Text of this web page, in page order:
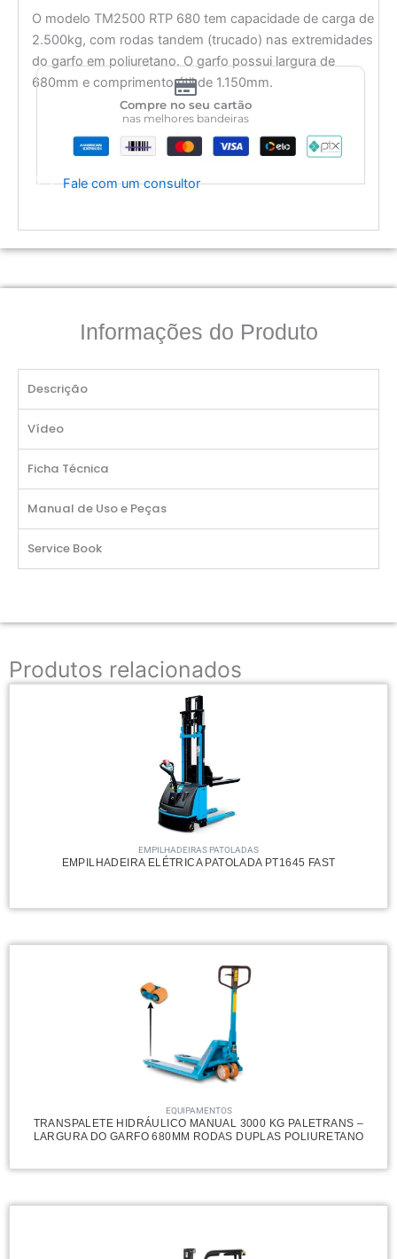
O modelo TM2500 RTP 680 tem capacidade de carga de
2.500kg, com rodas tandem (trucado) nas extremidades
do garfo em poliuretano. O garfo possui largura de
680mm e comprimento útil de 1.150mm.
Compre no seu cartão
nas melhores bandeiras
Fale com um consultor
Informações do Produto
Descrição
Vídeo
Ficha Técnica
Manual de Uso e Peças
Service Book
Produtos relacionados
EMPILHADEIRAS PATOLADAS
EMPILHADEIRA ELÉTRICA PATOLADA PT1645 FAST
EQUIPAMENTOS
TRANSPALETE HIDRÁULICO MANUAL 3000 KG PALETRANS –
LARGURA DO GARFO 680MM RODAS DUPLAS POLIURETANO